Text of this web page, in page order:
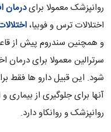
روانپزشک معمولا برایدرمان
اختلالات ترس و فوبیا،
و همچنین سندروم پیش از
سرترالین معمولا برای درمان
شود. این قبیل دارو ها فقط
آنها برای جلوگیری از بیماری
روانپزشک و روانکاو دارد.